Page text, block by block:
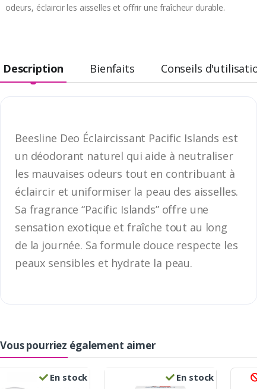
odeurs, éclaircir les aisselles et offrir une fraîcheur durable.
Description Bienfaits Conseils d'utilisation
Beesline Deo Éclaircissant Pacific Islands est
un déodorant naturel qui aide à neutraliser
les mauvaises odeurs tout en contribuant à
éclaircir et uniformiser la peau des aisselles.
Sa fragrance “Pacific Islands” offre une
sensation exotique et fraîche tout au long
de la journée. Sa formule douce respecte les
peaux sensibles et hydrate la peau.
Vous pourriez également aimer
En stock En stock